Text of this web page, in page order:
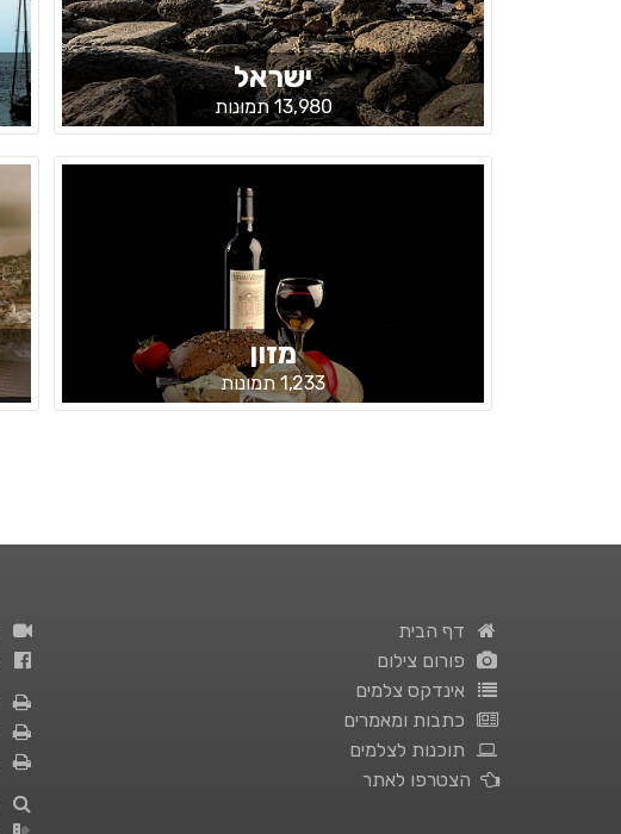
ישראל
13,980 תמונות
מזון
1,233 תמונות
דף הבית
פורום צילום
אינדקס צלמים
כתבות ומאמרים
תוכנות לצלמים
הצטרפו לאתר